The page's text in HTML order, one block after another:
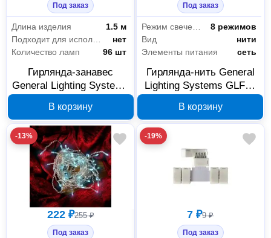
Под заказ
Длина изделия
1.5 м
Подходит для использования на улице
нет
Количество ламп
96 шт
Гирлянда-занавес
General Lighting Systems
CR-6 530005
В корзину
Под заказ
Режим свечения
8 режимов
Вид
нити
Элементы питания
сеть
Гирлянда-нить General
Lighting Systems GLFG-
530003
В корзину
-13%
222 ₽255 ₽
Под заказ
-19%
7 ₽9 ₽
Под заказ